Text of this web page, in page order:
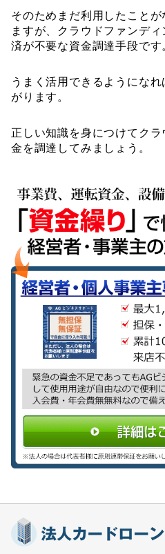
そのためまだ利用したこと
ますが、クラウドファンデ
済が不要な資金調達手段です
うまく活用できるようにな
がります。
正しい知識を身につけてク
金を調達してみましょう。